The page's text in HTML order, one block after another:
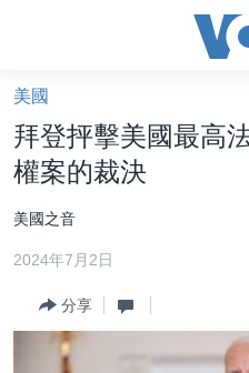
礙
鏈
接
轉
內
美國大選2024
海外港人
新聞自由
美國
拜登抨擊美國最高
權案的裁決
美國之音
2024年7月2日
分享